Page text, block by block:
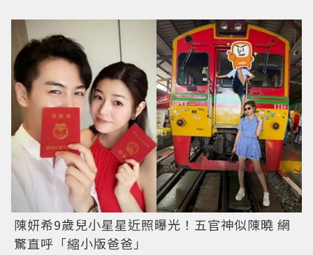
陳妍希9歲兒小星星近照曝光！五官神似陳曉 網
驚直呼「縮小版爸爸」